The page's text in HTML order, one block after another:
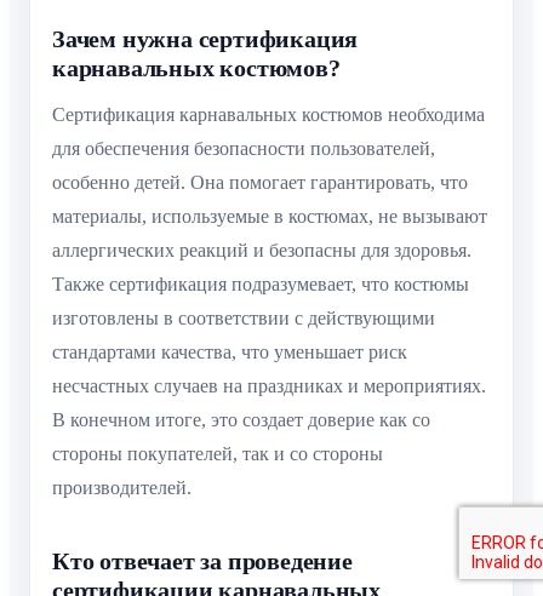
Зачем нужна сертификация
карнавальных костюмов?
Сертификация карнавальных костюмов необходима
для обеспечения безопасности пользователей,
особенно детей. Она помогает гарантировать, что
материалы, используемые в костюмах, не вызывают
аллергических реакций и безопасны для здоровья.
Также сертификация подразумевает, что костюмы
изготовлены в соответствии с действующими
стандартами качества, что уменьшает риск
несчастных случаев на праздниках и мероприятиях.
В конечном итоге, это создает доверие как со
стороны покупателей, так и со стороны
производителей.
Кто отвечает за проведение
сертификации карнавальных